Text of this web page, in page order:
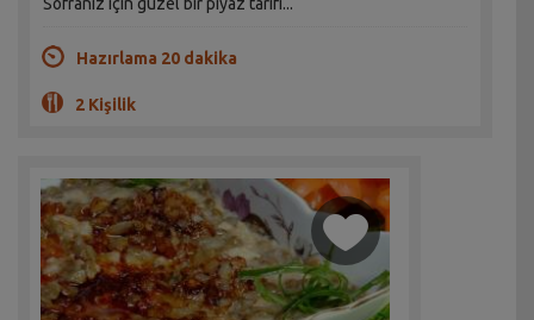
Hazırlama 20 dakika
2 Kişilik